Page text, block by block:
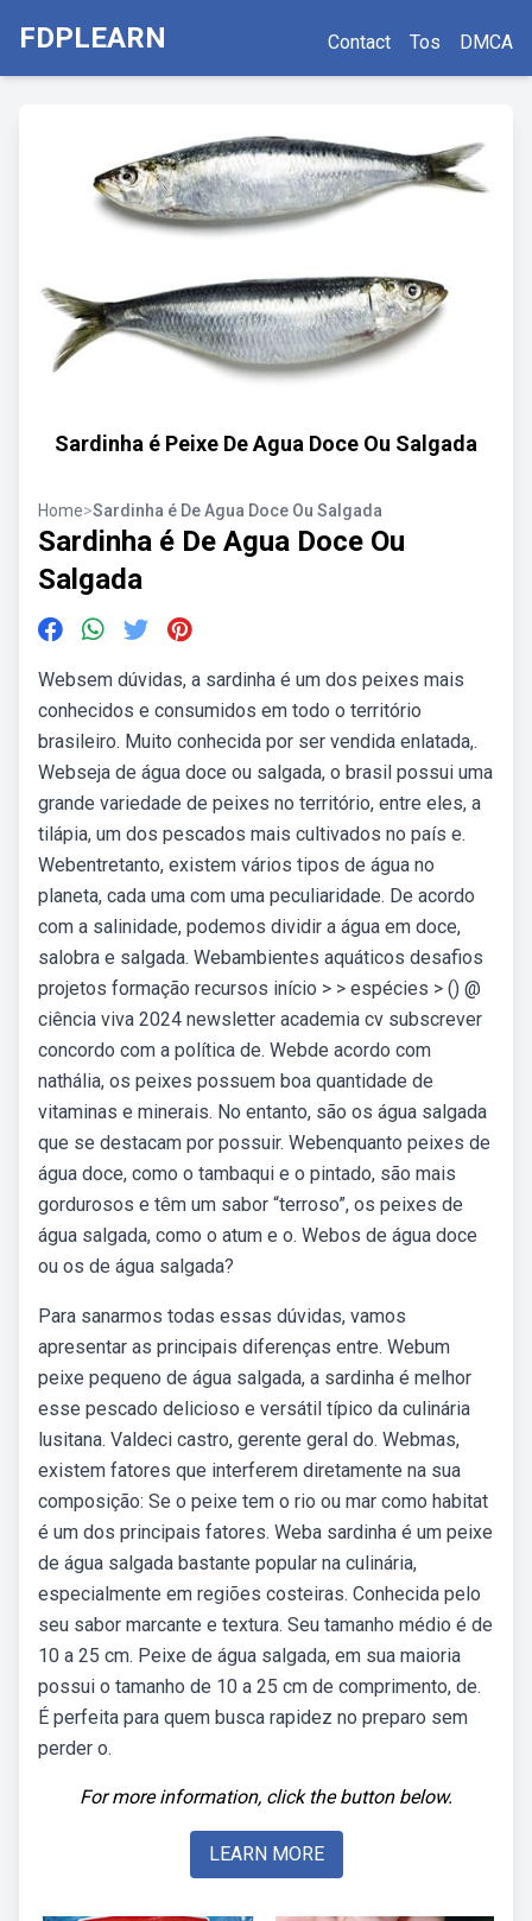
FDPLEARN Contact Tos DMCA
Sardinha é Peixe De Agua Doce Ou Salgada
Home>Sardinha é De Agua Doce Ou Salgada
Sardinha é De Agua Doce Ou
Salgada
Websem dúvidas, a sardinha é um dos peixes mais
conhecidos e consumidos em todo o território
brasileiro. Muito conhecida por ser vendida enlatada,.
Webseja de água doce ou salgada, o brasil possui uma
grande variedade de peixes no território, entre eles, a
tilápia, um dos pescados mais cultivados no país e.
Webentretanto, existem vários tipos de água no
planeta, cada uma com uma peculiaridade. De acordo
com a salinidade, podemos dividir a água em doce,
salobra e salgada. Webambientes aquáticos desafios
projetos formação recursos início > > espécies > () @
ciência viva 2024 newsletter academia cv subscrever
concordo com a política de. Webde acordo com
nathália, os peixes possuem boa quantidade de
vitaminas e minerais. No entanto, são os água salgada
que se destacam por possuir. Webenquanto peixes de
água doce, como o tambaqui e o pintado, são mais
gordurosos e têm um sabor “terroso”, os peixes de
água salgada, como o atum e o. Webos de água doce
ou os de água salgada?
Para sanarmos todas essas dúvidas, vamos
apresentar as principais diferenças entre. Webum
peixe pequeno de água salgada, a sardinha é melhor
esse pescado delicioso e versátil típico da culinária
lusitana. Valdeci castro, gerente geral do. Webmas,
existem fatores que interferem diretamente na sua
composição: Se o peixe tem o rio ou mar como habitat
é um dos principais fatores. Weba sardinha é um peixe
de água salgada bastante popular na culinária,
especialmente em regiões costeiras. Conhecida pelo
seu sabor marcante e textura. Seu tamanho médio é de
10 a 25 cm. Peixe de água salgada, em sua maioria
possui o tamanho de 10 a 25 cm de comprimento, de.
É perfeita para quem busca rapidez no preparo sem
perder o.
For more information, click the button below.
LEARN MORE